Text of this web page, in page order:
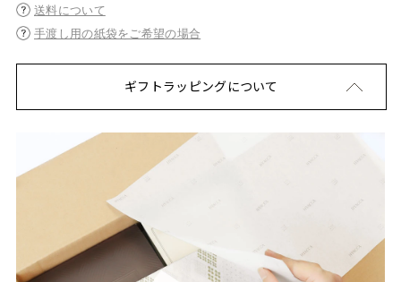
送料について
手渡し用の紙袋をご希望の場合
ギフトラッピングについて